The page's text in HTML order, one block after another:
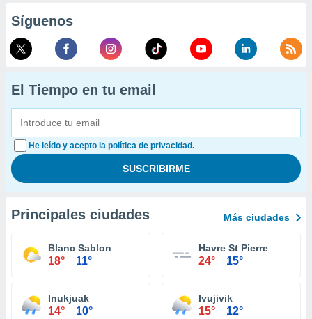
Síguenos
El Tiempo en tu email
He leído y acepto la política de privacidad.
Principales ciudades Más ciudades
Blanc Sablon
18° 11°
Havre St Pierre
24° 15°
Inukjuak
14° 10°
Ivujivik
15° 12°